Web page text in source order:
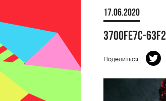
17.06.2020
3700FE7C-
Поделиться: